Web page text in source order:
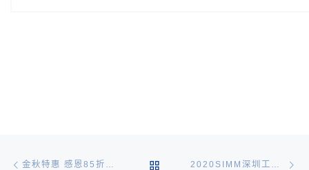
金秋特惠 感恩85折（2020/11/18-2021/2/28） BACK TO POST LIST2020SIMM深圳工业展精彩落幕，期待与您下一次相见